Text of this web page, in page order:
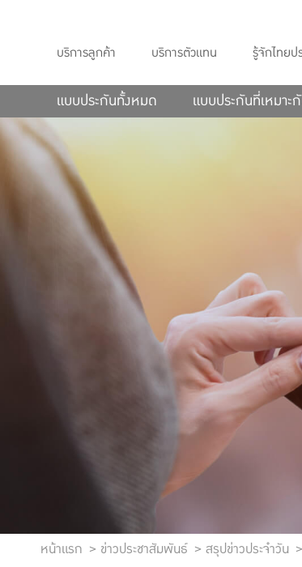
บริการลูกค้า บริการตัวแทน รู้จักไทยป
แบบประกันทั้งหมด แบบประกันที่เหมาะ
หน้าแรก ข่าวประชาสัมพันธ์ สรุปข่าวประจำวัน